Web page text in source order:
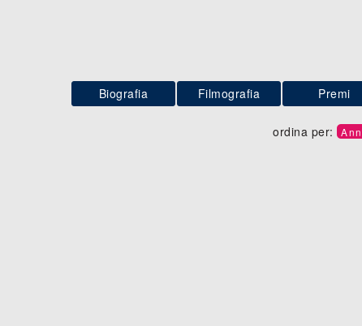
Biografia Filmografia Premi
ordina per: